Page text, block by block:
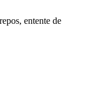
entente de